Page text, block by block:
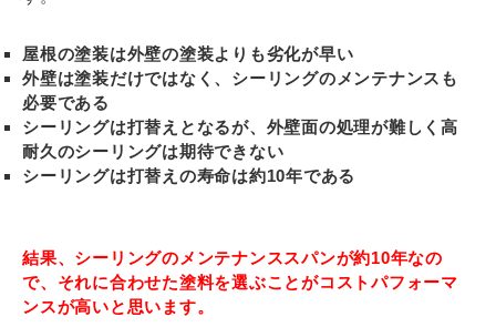
屋根の塗装は外壁の塗装よりも劣化が早い
外壁は塗装だけではなく、シーリングのメンテナンスも
必要である
シーリングは打替えとなるが、外壁面の処理が難しく高
耐久のシーリングは期待できない
シーリングは打替えの寿命は約10年である
結果、シーリングのメンテナンススパンが約10年なの
で、それに合わせた塗料を選ぶことがコストパフォーマ
ンスが高いと思います。